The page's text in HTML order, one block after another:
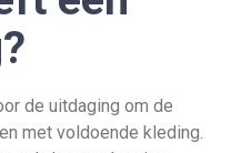
de uitdaging om de
met voldoende kleding.